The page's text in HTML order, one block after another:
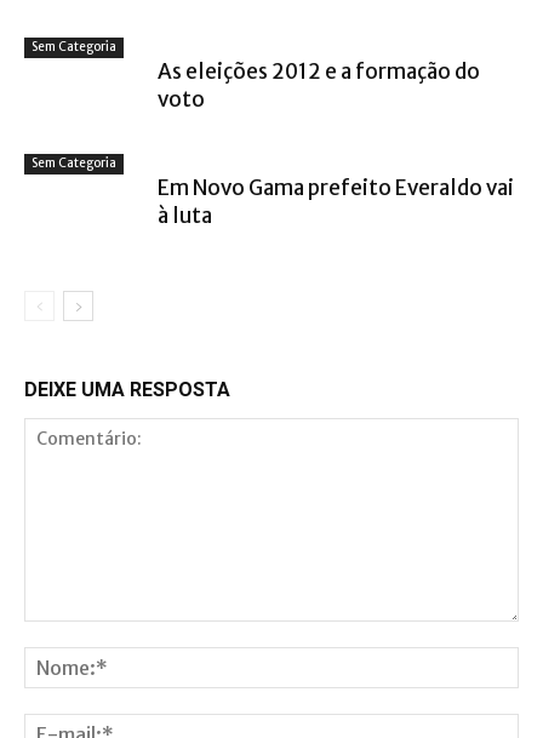
Sem Categoria
As eleições 2012 e a formação do
voto
Sem Categoria
Em Novo Gama prefeito Everaldo vai
à luta
DEIXE UMA RESPOSTA